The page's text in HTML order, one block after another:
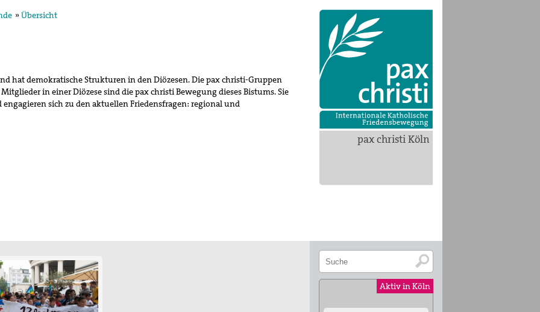
pax christi Köln
»Übersicht
hat demokratische Strukturen in den Diözesen.Die pax christi-Gruppen
in einer Diözese sind die pax christi Bewegung dieses Bistums. Sie
sich zu den aktuellen Friedensfragen: regional und
in der
und arbeitet in
Konzils.
des weltweiten
Aktiv in Köln